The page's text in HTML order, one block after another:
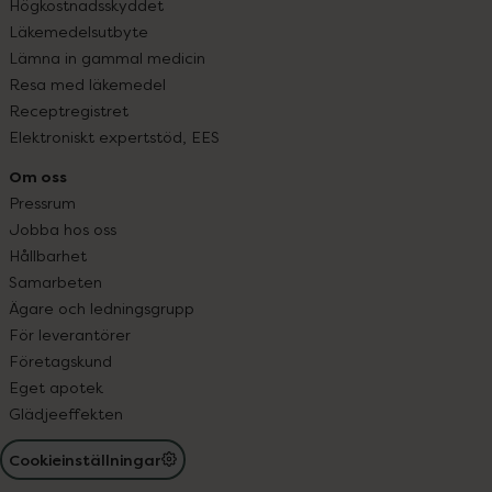
Högkostnadsskyddet
Läkemedelsutbyte
Lämna in gammal medicin
Resa med läkemedel
Receptregistret
Elektroniskt expertstöd, EES
Om oss
Pressrum
Jobba hos oss
Hållbarhet
Samarbeten
Ägare och ledningsgrupp
För leverantörer
Företagskund
Eget apotek
Glädjeeffekten
Cookieinställningar